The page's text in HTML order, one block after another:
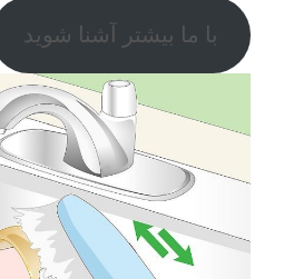
با ما بیشتر آشنا شوید